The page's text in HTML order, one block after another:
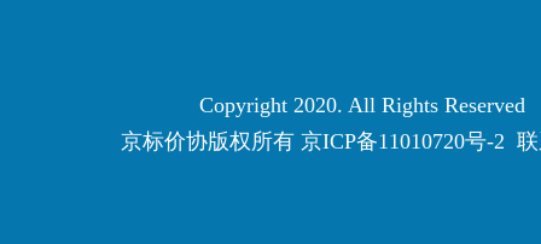
Copyright 2020. All Rights Reserved
京标价协版权所有 京ICP备11010720号-2